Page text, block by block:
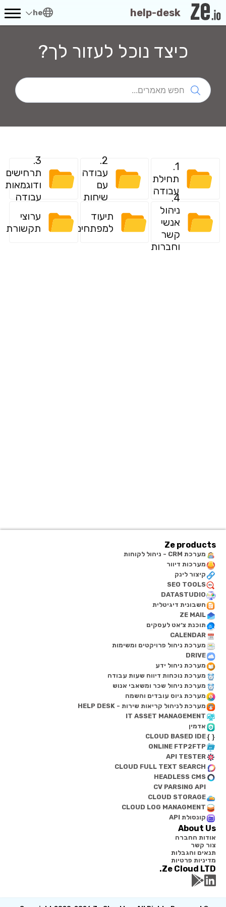
help-desk
he
כיצד נוכל לעזור לך?
1.
תחילת
עבודה
2.
עבודה
עם
שיחות
3.
תרחישים
ודוגמאות
עבודה
4.
ניהול
אנשי
קשר
וחברות
תיעוד
למפתחים
ערוצי
תקשורת
Ze products
מערכת CRM - ניהול לקוחות
מערכות דיוור
קיצור לינק
SEO TOOLS
DATASTUDIO
חשבונית דיגיטלית
ZE MAIL
תוכנת צ׳אט לעסקים
CALENDAR
מערכת ניהול פרויקטים ומשימות
DRIVE
מערכת ניהול ידע
מערכת נוכחות דיווח שעות עבודה
מערכת ניהול שכר ומשאבי אנוש
מערכת גיוס עובדים והשמה
מערכת לניהול קריאות שירות - HELP DESK
IT ASSET MANAGEMENT
אדמין
CLOUD BASED IDE
ONLINE FTP2FTP
API TESTER
CLOUD FULL TEXT SEARCH
HEADLESS CMS
CV PARSING API
CLOUD STORAGE
CLOUD LOG MANAGMENT
קונסולת API
About Us
אודות החברה
צור קשר
תנאים והגבלות
מדיניות פרטיות
Ze Cloud LTD.